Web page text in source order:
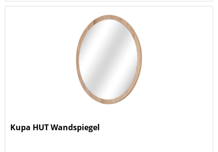
Kupa HUT Wandspiegel